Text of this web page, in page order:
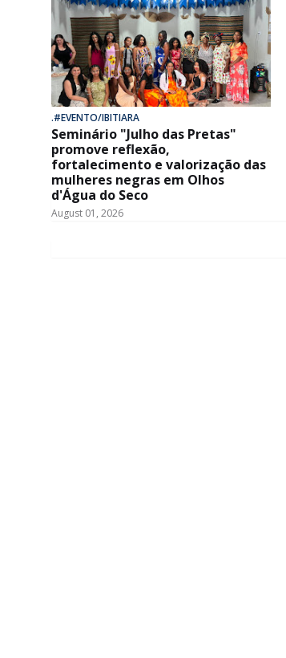
.#EVENTO/IBITIARA
Seminário "Julho das Pretas"
promove reflexão,
fortalecimento e valorização das
mulheres negras em Olhos
d'Água do Seco
August 01, 2026